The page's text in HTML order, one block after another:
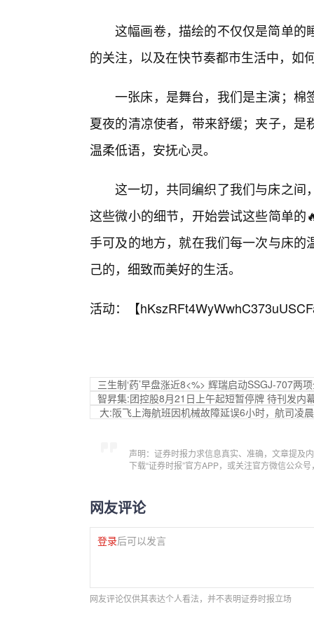
这幅画卷，描绘的不仅仅是简单的
的关注，以及在快节奏都市生活中，如
一张床，是舞台，我们是主演；棉
夏夜的清凉使者，带来舒缓；夹子，
温柔低语，安抚心灵。
这一切，共同编织了我们与床之间
这些微小的细节，开始尝试这些简单
手可及的地方，就在我们每一次与床
己的，细致而美好的生活。
活动：【
三生制‘药’早盘涨近8<%> 辉瑞启动SSGJ-707两
智昇集:团控股8月21日上午起短暂停牌 待刊发内
大:阪飞上海航班因机械故障延误6小时，航司凌
声明：证券时报力求信息真实、准确，文章提及
下载“证券时报”官方APP，或关注官方微信公众
网友评论
登录后可以发言
网友评论仅供其表达个人看法，并不表明证券时报立场